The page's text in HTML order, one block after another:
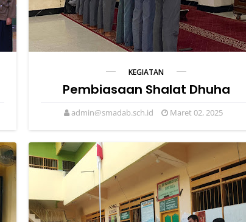
KEGIATAN
Pembiasaan Shalat Dhuha
admin@smadab.sch.id Maret 02, 2025